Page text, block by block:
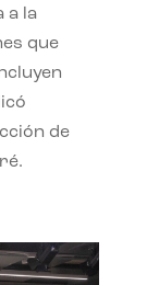
a la
que
de